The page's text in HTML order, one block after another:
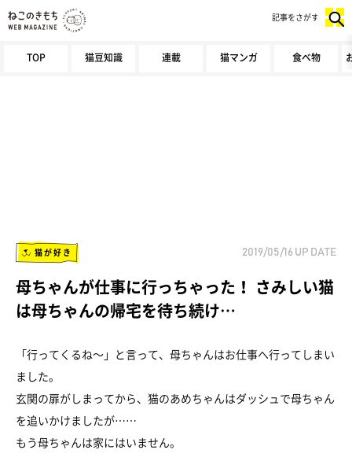
TOP 猫豆知識 連載 猫マンガ 食べ物
記事をさがす
猫が好き 2019/05/16 UP DATE
母ちゃんが仕事に行っちゃった！ さみしい猫
は母ちゃんの帰宅を待ち続け…
「行ってくるね～」と言って、母ちゃんはお仕事へ行ってしまい
ました。
玄関の扉がしまってから、猫のあめちゃんはダッシュで母ちゃん
を追いかけましたが……
もう母ちゃんは家にはいません。